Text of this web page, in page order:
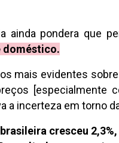
ainda pondera que
doméstico.
mais evidentes
[especialmente
a incerteza em torno
cresceu